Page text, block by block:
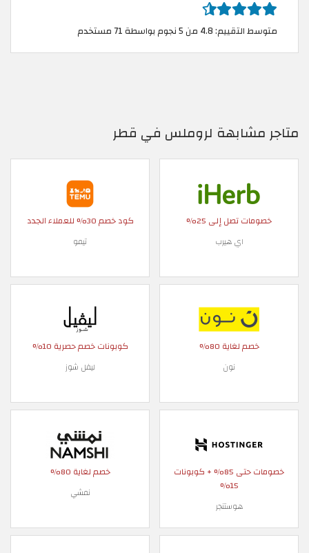
متوسط التقييم: 4.8 من 5 نجوم بواسطة 71 مستخدم
متاجر مشابهة لروملس في قطر
خصومات تصل إلى 25%
اي هيرب
كود خصم 30% للعملاء الجدد
تيمو
خصم لغاية 80%
نون
كوبونات خصم حصرية 10%
ليفل شوز
خصومات حتى 85% + كوبونات
15%
هوستنجر
خصم لغاية 80%
نمشي